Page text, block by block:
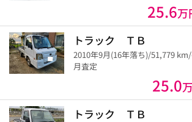
25.6万
トラック ＴＢ
2010年9月(16年落ち)/51,779
月査定
25.0
トラック ＴＢ